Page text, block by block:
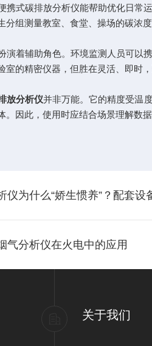
式碳排放分析仪能帮助优化日常
分组测量教室、食堂、操场的碳浓
着辅助角色。环境监测人员可以
室的精密仪器，但胜在灵活、即时
放分析仪并非万能。它的精度受温
因此，使用时应结合场景理解数据
仪为什么“娇生惯养”？配套设
气分析仪在火电中的应用
关于我们